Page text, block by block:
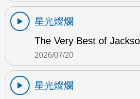
星光燦爛
The Very Best of
2026/07/20
星光燦爛